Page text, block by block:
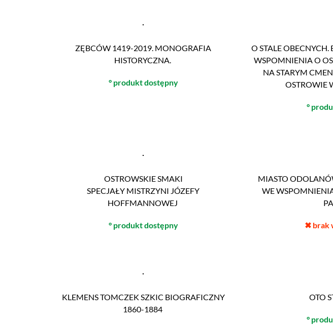
ZĘBCÓW 1419-2019. MONOGRAFIA
HISTORYCZNA.
° produkt dostępny
O STALE
WSPOMNIENIA O
NA STARYM
OSTROWIE
°
OSTROWSKIE SMAKI
SPECJAŁY MISTRZYNI JÓZEFY
HOFFMANNOWEJ
° produkt dostępny
MIASTO
WE
✖ brak
KLEMENS TOMCZEK SZKIC BIOGRAFICZNY
1860-1884
OTO
°